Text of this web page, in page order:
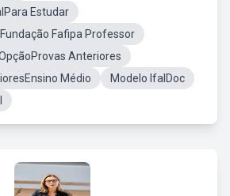
Estudar
Fafipa Professor
Anteriores
Médio
Modelo IfalDoc